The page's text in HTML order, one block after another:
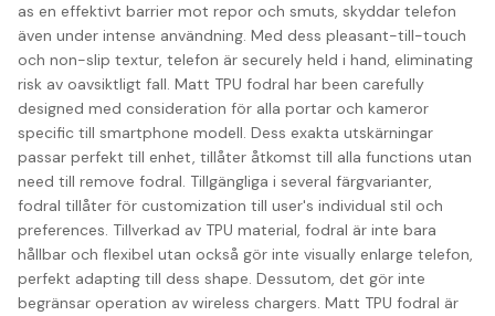
as en effektivt barrier mot repor och smuts, skyddar telefon
även under intense användning. Med dess pleasant-till-touch
och non-slip textur, telefon är securely held i hand, eliminating
risk av oavsiktligt fall. Matt TPU fodral har been carefully
designed med consideration för alla portar och kameror
specific till smartphone modell. Dess exakta utskärningar
passar perfekt till enhet, tillåter åtkomst till alla functions utan
need till remove fodral. Tillgängliga i several färgvarianter,
fodral tillåter för customization till user's individual stil och
preferences. Tillverkad av TPU material, fodral är inte bara
hållbar och flexibel utan också gör inte visually enlarge telefon,
perfekt adapting till dess shape. Dessutom, det gör inte
begränsar operation av wireless chargers. Matt TPU fodral är